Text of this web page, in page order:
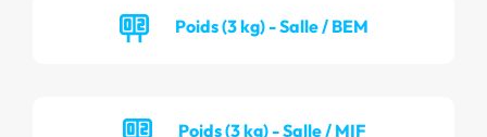
Poids (3 kg) - Salle / BEM
Poids (3 kg) - Salle / MIF